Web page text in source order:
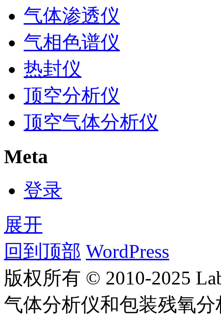
气体渗透仪
气相色谱仪
热封仪
顶空分析仪
顶空气体分析仪
Meta
登录
展开
回到顶部 WordPress
版权所有 © 2010-2025
气体分析仪和包装残氧